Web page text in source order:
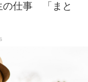
の仕事 「まと